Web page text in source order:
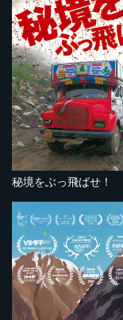
秘境をぶっ飛ばせ！